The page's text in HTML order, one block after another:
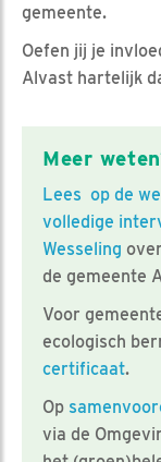
gemeente.
Oefen jij je
Alvast hartelijk
Meer
Lees op de
volledige
Wesseling
de gemeente
Voor
ecologisch
certificaat.
Op
via de